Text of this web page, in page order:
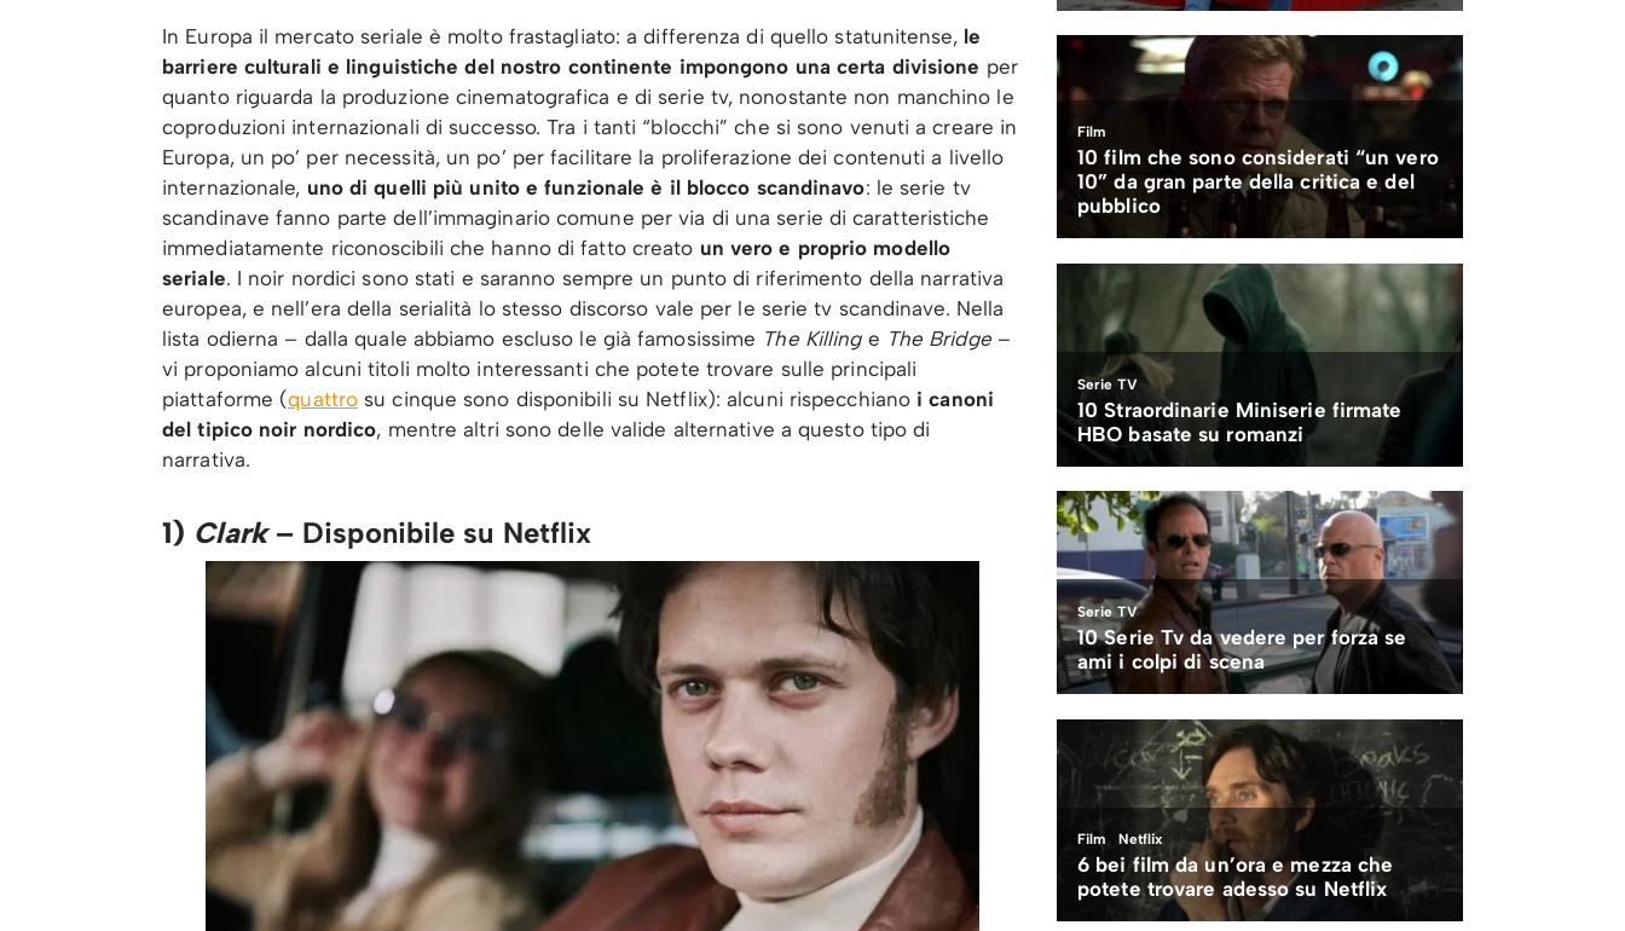
In Europa il mercato seriale è molto frastagliato: a differenza di quello statunitense, le
barriere culturali e linguistiche del nostro continente impongono una certa divisione per
quanto riguarda la produzione cinematografica e di serie tv, nonostante non manchino le
coproduzioni internazionali di successo. Tra i tanti “blocchi” che si sono venuti a creare in
Europa, un po’ per necessità, un po’ per facilitare la proliferazione dei contenuti a livello
internazionale, uno di quelli più unito e funzionale è il blocco scandinavo: le serie tv
scandinave fanno parte dell’immaginario comune per via di una serie di caratteristiche
immediatamente riconoscibili che hanno di fatto creato un vero e proprio modello
seriale. I noir nordici sono stati e saranno sempre un punto di riferimento della narrativa
europea, e nell’era della serialità lo stesso discorso vale per le serie tv scandinave. Nella
lista odierna – dalla quale abbiamo escluso le già famosissime The Killinge The Bridge–
vi proponiamo alcuni titoli molto interessanti che potete trovare sulle principali
piattaforme (quattro su cinque sono disponibili su Netflix): alcuni rispecchiano i canoni
del tipico noir nordico, mentre altri sono delle valide alternative a questo tipo di
narrativa.
1) Clark– Disponibile su Netflix